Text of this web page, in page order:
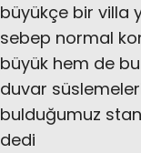
büyükçe bir villa
sebep normal
büyük hem de
duvar
bulduğumuz
dedi